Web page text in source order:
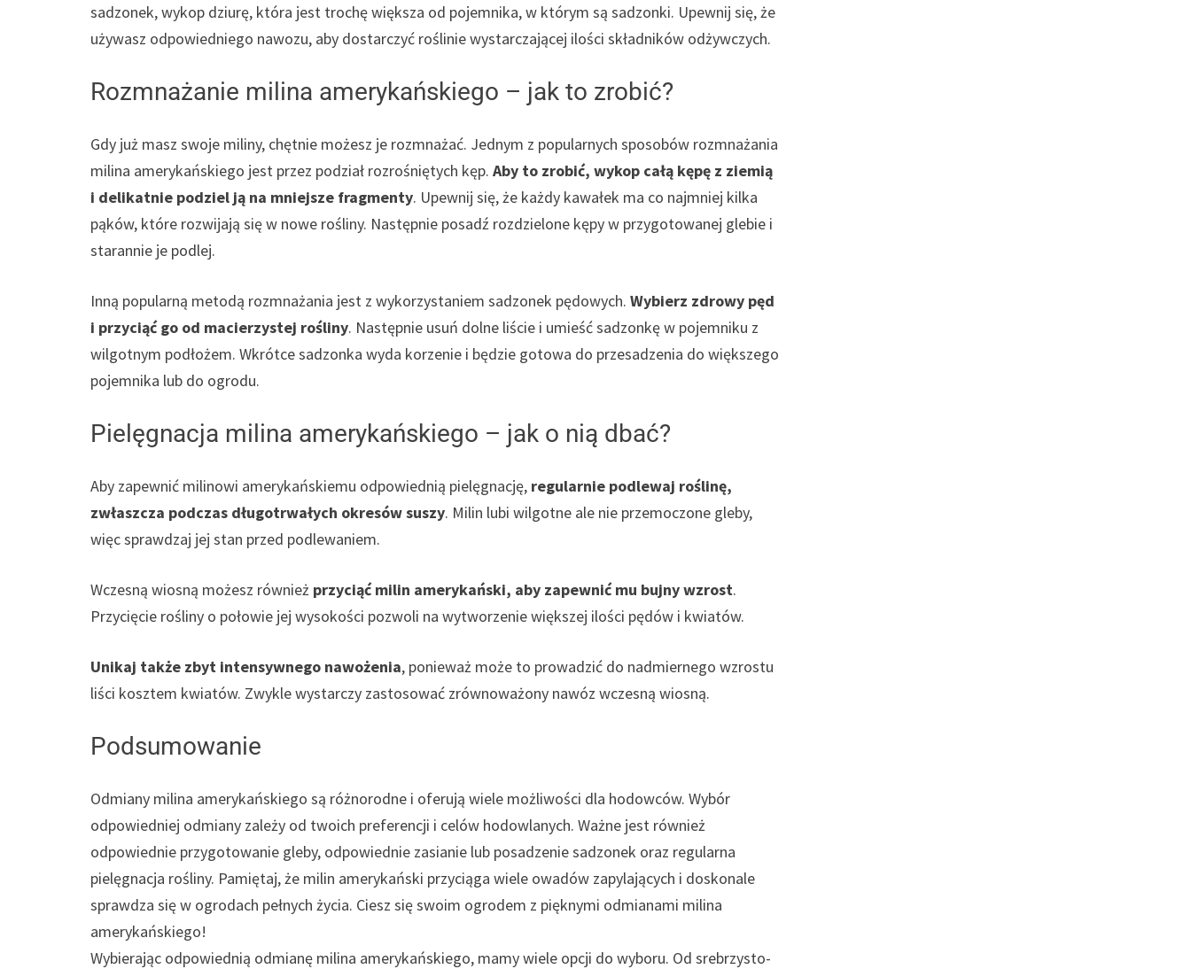
sadzonek, wykop dziurę, która jest trochę większa od pojemnika, w którym są sadzonki. Upewnij się, że
używasz odpowiedniego nawozu, aby dostarczyć roślinie wystarczającej ilości składników odżywczych.
Rozmnażanie milina amerykańskiego – jak to zrobić?
Gdy już masz swoje miliny, chętnie możesz je rozmnażać. Jednym z popularnych sposobów rozmnażania
milina amerykańskiego jest przez podział rozrośniętych kęp. Aby to zrobić, wykop całą kępę z ziemią
i delikatnie podziel ją na mniejsze fragmenty. Upewnij się, że każdy kawałek ma co najmniej kilka
pąków, które rozwijają się w nowe rośliny. Następnie posadź rozdzielone kępy w przygotowanej glebie i
starannie je podlej.
Inną popularną metodą rozmnażania jest z wykorzystaniem sadzonek pędowych. Wybierz zdrowy pęd
i przyciąć go od macierzystej rośliny. Następnie usuń dolne liście i umieść sadzonkę w pojemniku z
wilgotnym podłożem. Wkrótce sadzonka wyda korzenie i będzie gotowa do przesadzenia do większego
pojemnika lub do ogrodu.
Pielęgnacja milina amerykańskiego – jak o nią dbać?
Aby zapewnić milinowi amerykańskiemu odpowiednią pielęgnację, regularnie podlewaj roślinę,
zwłaszcza podczas długotrwałych okresów suszy. Milin lubi wilgotne ale nie przemoczone gleby,
więc sprawdzaj jej stan przed podlewaniem.
Wczesną wiosną możesz również przyciąć milin amerykański, aby zapewnić mu bujny wzrost.
Przycięcie rośliny o połowie jej wysokości pozwoli na wytworzenie większej ilości pędów i kwiatów.
Unikaj także zbyt intensywnego nawożenia, ponieważ może to prowadzić do nadmiernego wzrostu
liści kosztem kwiatów. Zwykle wystarczy zastosować zrównoważony nawóz wczesną wiosną.
Podsumowanie
Odmiany milina amerykańskiego są różnorodne i oferują wiele możliwości dla hodowców. Wybór
odpowiedniej odmiany zależy od twoich preferencji i celów hodowlanych. Ważne jest również
odpowiednie przygotowanie gleby, odpowiednie zasianie lub posadzenie sadzonek oraz regularna
pielęgnacja rośliny. Pamiętaj, że milin amerykański przyciąga wiele owadów zapylających i doskonale
sprawdza się w ogrodach pełnych życia. Ciesz się swoim ogrodem z pięknymi odmianami milina
amerykańskiego!
Wybierając odpowiednią odmianę milina amerykańskiego, mamy wiele opcji do wyboru. Od srebrzysto-